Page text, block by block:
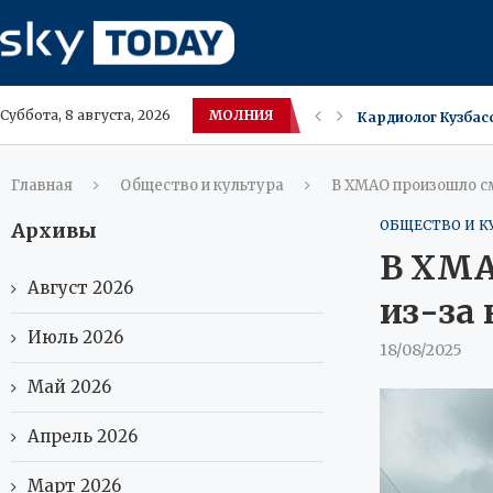
Суббота, 8 августа, 2026 МОЛНИЯ Кардиолог
Минстроя:
В Янсе, где
Теплое море —
Билефельд
Новое жильё в
НАСА продлило
Питание в стиле
Главная Общество и культура В ХМАО произошло
ОБЩЕСТВО И
В
из-за
18/08/2025
Архивы
Август 2026
Июль 2026
Май 2026
Апрель 2026
Март 2026